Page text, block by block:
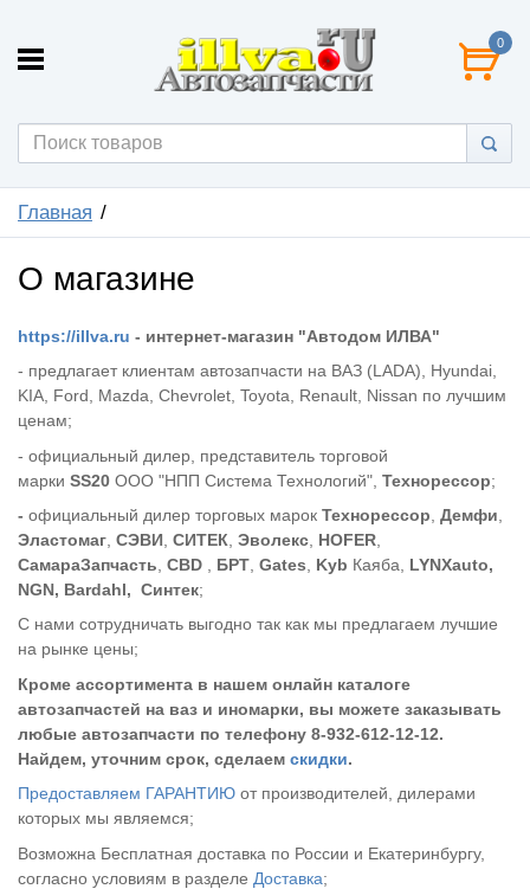
0
Главная
О магазине
https://illva.ru - интернет-магазин "Автодом ИЛВА"
- предлагает клиентам автозапчасти на ВАЗ (LADA), Hyundai,
KIA, Ford, Mazda, Chevrolet, Toyota, Renault, Nissan по лучшим
ценам;
- официальный дилер, представитель торговой
марки SS20 ООО "НПП Система Технологий", Технорессор;
- официальный дилер торговых марок Технорессор Демфи
Эластомаг СЭВИ СИТЕК Эволекс HOFER
СамараЗапчасть CBD БРТ Gates Kyb Каяба, LYNXauto,
NGN, Bardahl, Синтек;
С нами сотрудничать выгодно так как мы предлагаем лучшие
на рынке цены;
Кроме ассортимента в нашем онлайн каталоге
автозапчастей на ваз и иномарки, вы можете заказывать
любые автозапчасти по телефону 8-932-612-12-12.
Найдем, уточним срок, сделаем скидки.
Предоставляем ГАРАНТИЮ от производителей, дилерами
которых мы являемся;
Возможна Бесплатная доставка по России и Екатеринбургу,
согласно условиям в разделе Доставка;